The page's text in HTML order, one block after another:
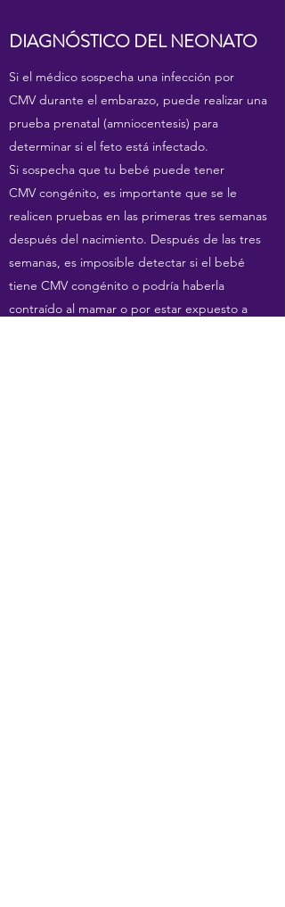
DIAGNÓSTICO DEL NEONATO
Si el médico sospecha una infección por
CMV durante el embarazo, puede realizar una
prueba prenatal (amniocentesis) para
determinar si el feto está infectado.
Si sospecha que tu bebé puede tener
CMV congénito, es importante que se le
realicen pruebas en las primeras tres semanas
después del nacimiento. Después de las tres
semanas, es imposible detectar si el bebé
tiene CMV congénito o podría haberla
contraído al mamar o por estar expuesto a